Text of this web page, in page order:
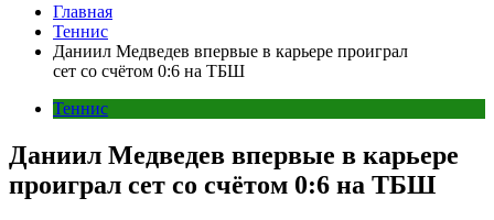
Главная
Теннис
Даниил Медведев впервые в карьере проиграл
сет со счётом 0:6 на ТБШ
Теннис
Даниил Медведев впервые в карьере
проиграл сет со счётом 0:6 на ТБШ